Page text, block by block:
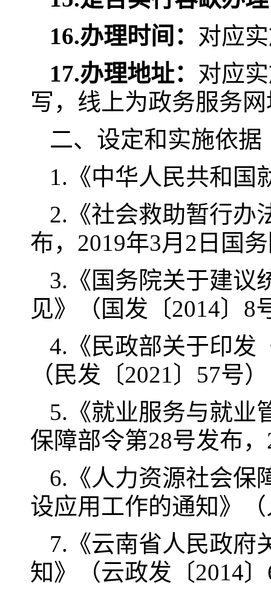
16.办理时间： 对应
17.办理地址： 对应
写，线上为政务服务
二、设定和实施依据
1.《中华人民共和国
2.《社会救助暂行办
布，2019年3月2日国
3.《国务院关于建议
见》（国发〔2014〕8
4.《民政部关于印发
（民发〔2021〕57号）
5.《就业服务与就业
保障部令第28号发布
6.《人力资源社会保
设应用工作的通知》
7.《云南省人民政府
知》（云政发〔2014